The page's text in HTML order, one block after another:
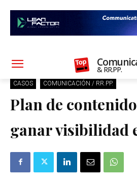
& RR.PP.
CASOS COMUNICACIÓN / RR.PP.
Plan de
ganar visibilidad